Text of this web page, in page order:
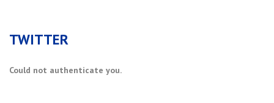
TWITTER
Could not authenticate you.